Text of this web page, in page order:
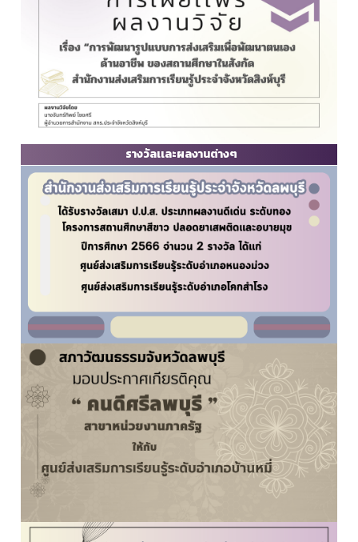
รางวัลเเละผลงานต่างๆ